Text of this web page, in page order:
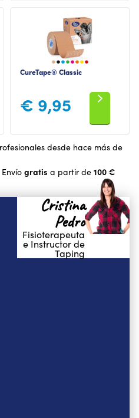
CureTape® Classic
€ 9,95
desde hace más de
Envío gratis a partir de 100 €
Cristina
Pedro
Fisioterapeuta
e Instructor de
Taping